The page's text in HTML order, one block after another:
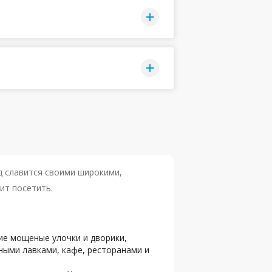
славится своими широкими,
посетить.
мощеные улочки и дворики,
лавками, кафе, ресторанами и